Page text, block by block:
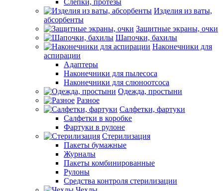
Слепки, протезы
Изделия из ваты,
абсорбенты
Защитные экраны, очки
Шапочки, бахилы
Наконечники для
аспирации
Адаптеры
Наконечники для пылесоса
Наконечники для слюноотсоса
Одежда, простыни
Разное
Салфетки, фартуки
Салфетки в коробке
Фартуки в рулоне
Стерилизация
Пакеты бумажные
Журналы
Пакеты комбинированные
Рулоны
Средства контроля стерилизации